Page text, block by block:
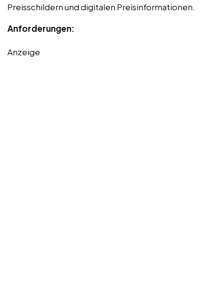
Preisschildern und digitalen Preisinformationen.
Anforderungen:
Anzeige